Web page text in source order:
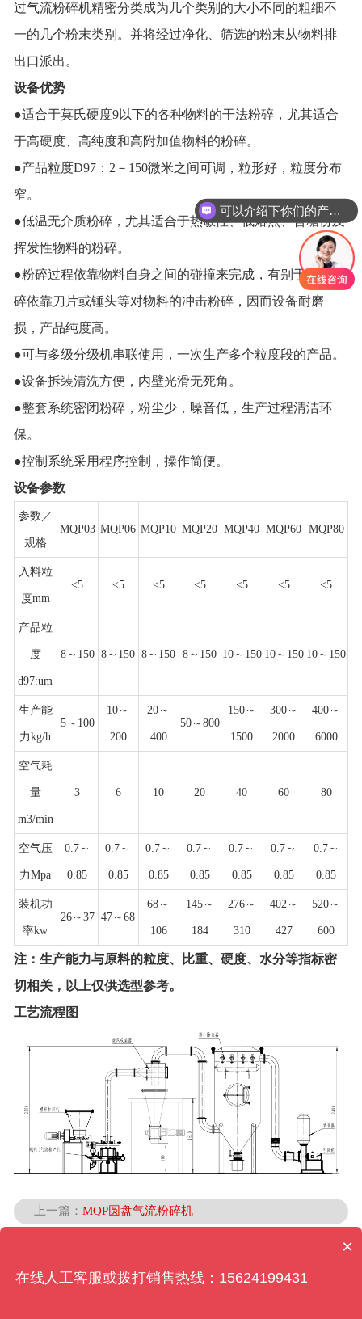
过气流粉碎机精密分类成为几个类别的大小不同的粗细不
一的几个粉末类别。并将经过净化、筛选的粉末从物料排
出口派出。
设备优势
●适合于莫氏硬度9以下的各种物料的干法粉碎，尤其适合
于高硬度、高纯度和高附加值物料的粉碎。
●产品粒度D97：2－150微米之间可调，粒形好，粒度分布
窄。
●低温无介质粉碎，尤其适合于热敏性、低熔点、含糖份及
挥发性物料的粉碎。
●粉碎过程依靠物料自身之间的碰撞来完成，有别于机械粉
碎依靠刀片或锤头等对物料的冲击粉碎，因而设备耐磨
损，产品纯度高。
●可与多级分级机串联使用，一次生产多个粒度段的产品。
●设备拆装清洗方便，内壁光滑无死角。
●整套系统密闭粉碎，粉尘少，噪音低，生产过程清洁环
保。
●控制系统采用程序控制，操作简便。
设备参数
参数／
规格
MQP03 MQP06 MQP10 MQP20 MQP40 MQP60 MQP80
入料粒
度mm
<5 <5 <5 <5 <5 <5 <5
产品粒
度
d97:um
8～150 8～150 8～150 8～150 10～150 10～150 10～150
生产能
力kg/h
5～100
10～
200
20～
400
50～800
150～
1500
300～
2000
400～
6000
空气耗
量
m3/min
3 6 10 20 40 60 80
空气压
力Mpa
0.7～
0.85
0.7～
0.85
0.7～
0.85
0.7～
0.85
0.7～
0.85
0.7～
0.85
0.7～
0.85
装机功
率kw
26～37 47～68
68～
106
145～
184
276～
310
402～
427
520～
600
注：生产能力与原料的粒度、比重、硬度、水分等指标密
切相关，以上仅供选型参考。
工艺流程图
上一篇： MQP圆盘气流粉碎机
返回列表
可以介绍下你们的产品么
你们是怎么收费的呢
×
在线人工客服或拨打销售热线：15624199431